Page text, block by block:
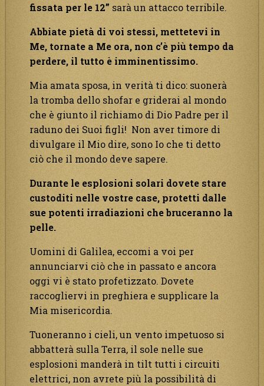
fissata per le 12” sarà un attacco terribile.
Abbiate pietà di voi stessi, mettetevi in
Me, tornate a Me ora, non c’è più tempo da
perdere, il tutto è imminentissimo.
Mia amata sposa, in verità ti dico: suonerà
la tromba dello shofar e griderai al mondo
che è giunto il richiamo di Dio Padre per il
raduno dei Suoi figli! Non aver timore di
divulgare il Mio dire, sono Io che ti detto
ciò che il mondo deve sapere.
Durante le esplosioni solari dovete stare
custoditi nelle vostre case, protetti dalle
sue potenti irradiazioni che bruceranno la
pelle.
Uomini di Galilea, eccomi a voi per
annunciarvi ciò che in passato e ancora
oggi vi è stato profetizzato. Dovete
raccogliervi in preghiera e supplicare la
Mia misericordia.
Tuoneranno i cieli, un vento impetuoso si
abbatterà sulla Terra, il sole nelle sue
esplosioni manderà in tilt tutti i circuiti
elettrici, non avrete più la possibilità di